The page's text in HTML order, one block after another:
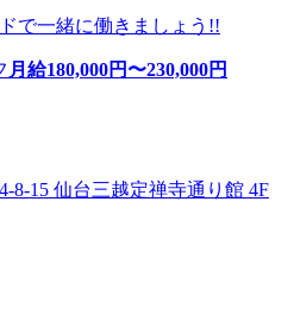
で一緒に働きましょう!!
月給180,000円〜230,000円
8-15 仙台三越定禅寺通り館 4F